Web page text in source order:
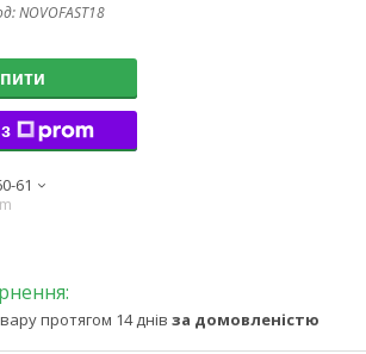
NOVOFAST18
61
протягом 14 днів за домовленістю